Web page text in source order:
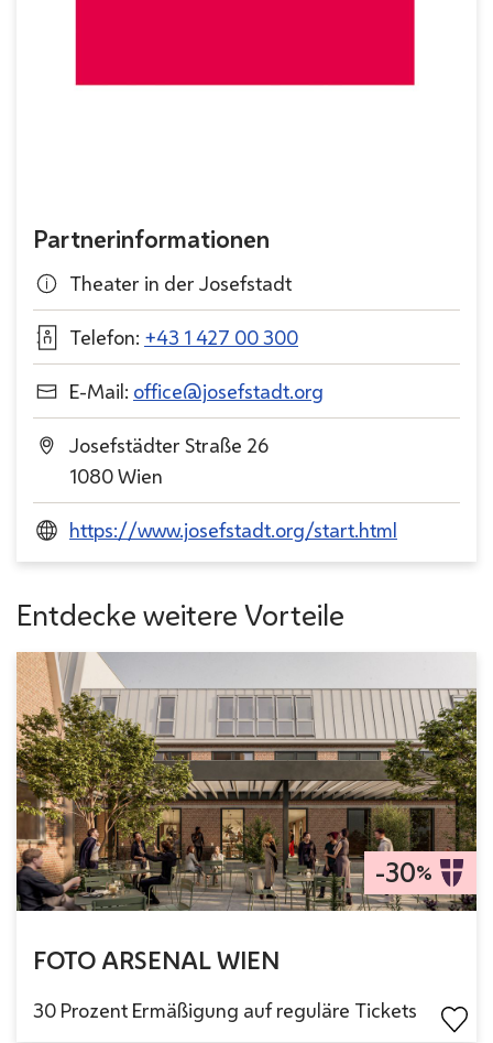
Partnerinformationen
Theater in der Josefstadt
Telefon: +43 1 427 00 300
E-Mail: office@josefstadt.org
Josefstädter Straße 26
1080 Wien
https://www.josefstadt.org/start.html
Entdecke weitere Vorteile
FOTO ARSENAL WIEN
-30%
30 Prozent Ermäßigung auf reguläre Tickets